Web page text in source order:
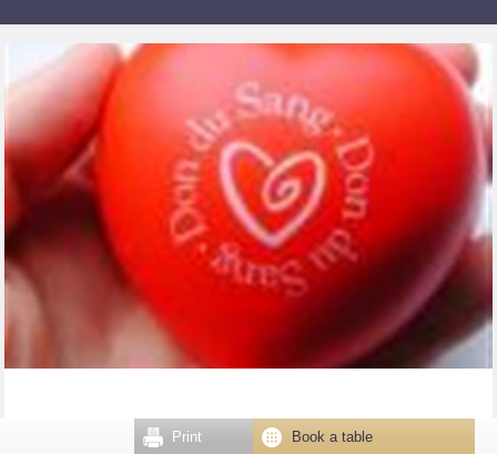
Book a table
Print